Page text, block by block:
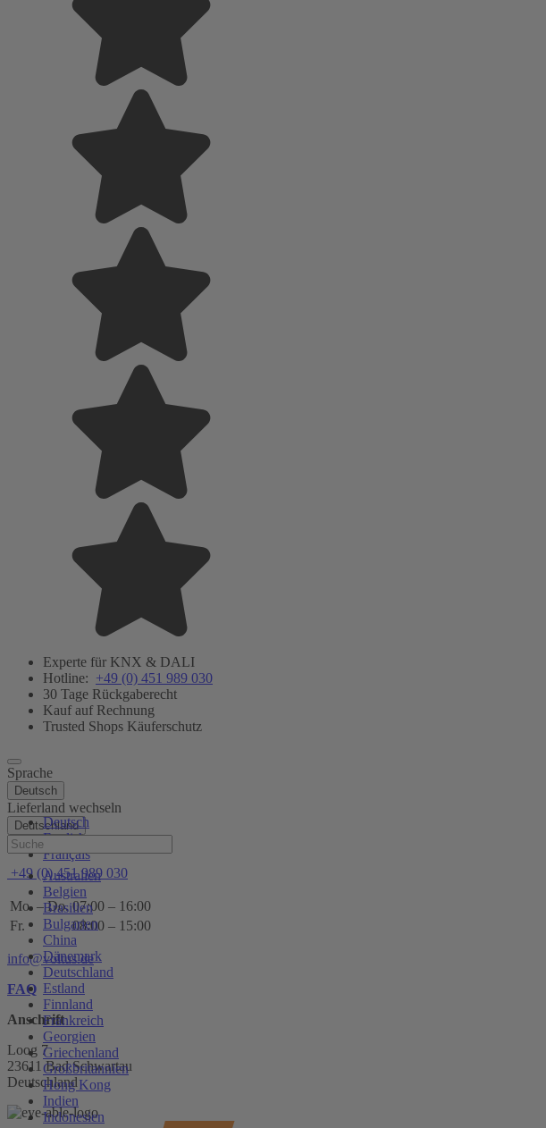
Experte für KNX & DALI
Hotline: +49 (0) 451 989 030
30 Tage Rückgaberecht
Kauf auf Rechnung
Trusted Shops Käuferschutz
Sprache
Deutsch
Deutsch
English
Français
Lieferland wechseln
Deutschland
Australien
Belgien
Brasilien
Bulgarien
China
Dänemark
Deutschland
Estland
Finnland
Frankreich
Georgien
Griechenland
Großbritannien
Hong Kong
Indien
Indonesien
Hilfe
+49 (0) 451 989 030
Mo. – Do. 07:00 – 16:00
Fr.
08:00 – 15:00
info@voltus.de
FAQ
Anschrift
Loog 7
23611 Bad Schwartau
Deutschland